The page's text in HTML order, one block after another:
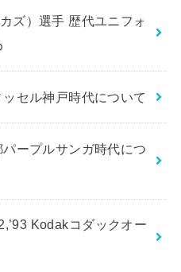
ズ）選手 歴代ユニフォ
セル神戸時代について
ープルサンガ時代につ
Kodakコダックオー